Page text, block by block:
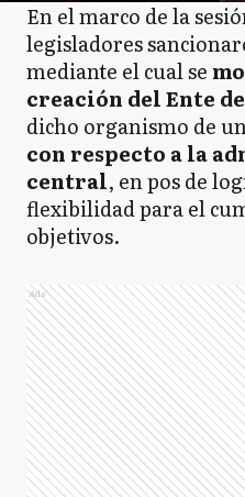
En el marco de la
legisladores
mediante el cual se
creación del Ente
dicho organismo de
con respecto a la
central, en pos de
flexibilidad para el
objetivos.
Ads